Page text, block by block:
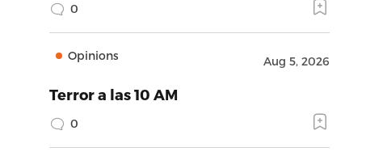
0
Opinions Aug 5, 2026
Terror a las 10 AM
0